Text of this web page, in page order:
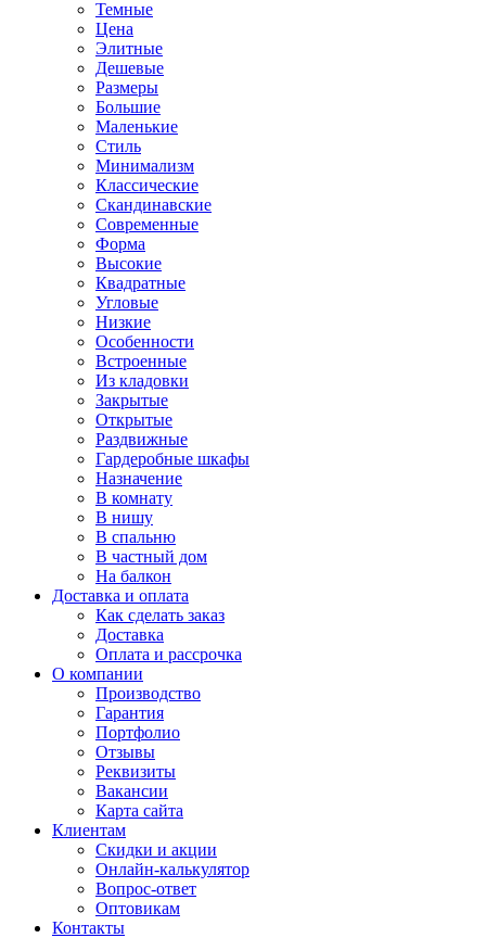
Темные
Цена
Элитные
Дешевые
Размеры
Большие
Маленькие
Стиль
Минимализм
Классические
Скандинавские
Современные
Форма
Высокие
Квадратные
Угловые
Низкие
Особенности
Встроенные
Из кладовки
Закрытые
Открытые
Раздвижные
Гардеробные шкафы
Назначение
В комнату
В нишу
В спальню
В частный дом
На балкон
Доставка и оплата
Как сделать заказ
Доставка
Оплата и рассрочка
О компании
Производство
Гарантия
Портфолио
Отзывы
Реквизиты
Вакансии
Карта сайта
Клиентам
Скидки и акции
Онлайн-калькулятор
Вопрос-ответ
Оптовикам
Контакты